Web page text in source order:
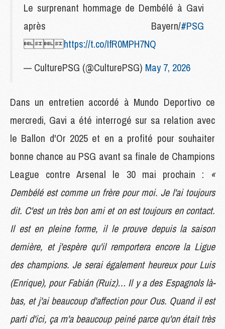
Le surprenant hommage de Dembélé à Gavi
après Bayern/#PSG
https://t.co/IfR0MPH7NQ
— CulturePSG (@CulturePSG) May 7, 2026
Dans un entretien accordé à Mundo Deportivo ce
mercredi, Gavi a été interrogé sur sa relation avec
le Ballon d'Or 2025 et en a profité pour souhaiter
bonne chance au PSG avant sa finale de Champions
League contre Arsenal le 30 mai prochain : «
Dembélé est comme un frère pour moi. Je l'ai toujours
dit. C'est un très bon ami et on est toujours en contact.
Il est en pleine forme, il le prouve depuis la saison
dernière, et j'espère qu'il remportera encore la Ligue
des champions. Je serai également heureux pour Luis
(Enrique), pour Fabián (Ruiz)… Il y a des Espagnols là-
bas, et j'ai beaucoup d'affection pour Ous. Quand il est
parti d'ici, ça m'a beaucoup peiné parce qu'on était très